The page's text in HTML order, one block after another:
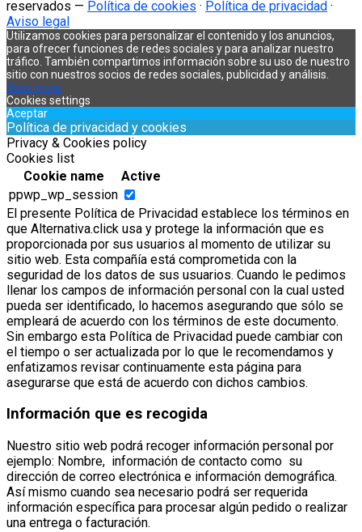
reservados — Política de cookies · Política de privacidad ·
Aviso legal
Utilizamos cookies para personalizar el contenido y los anuncios,
para ofrecer funciones de redes sociales y para analizar nuestro
tráfico. También compartimos información sobre su uso de nuestro
sitio con nuestros socios de redes sociales, publicidad y análisis.
View more
Cookies settings
Aceptar
Política de privacidad y cookies
Privacy & Cookies policy
Cookies list
Cookie name
Active
ppwp_wp_session
El presente Política de Privacidad establece los términos en
que Alternativa.click usa y protege la información que es
proporcionada por sus usuarios al momento de utilizar su
sitio web. Esta compañía está comprometida con la
seguridad de los datos de sus usuarios. Cuando le pedimos
llenar los campos de información personal con la cual usted
pueda ser identificado, lo hacemos asegurando que sólo se
empleará de acuerdo con los términos de este documento.
Sin embargo esta Política de Privacidad puede cambiar con
el tiempo o ser actualizada por lo que le recomendamos y
enfatizamos revisar continuamente esta página para
asegurarse que está de acuerdo con dichos cambios.
Información que es recogida
Nuestro sitio web podrá recoger información personal por
ejemplo: Nombre, información de contacto como su
dirección de correo electrónica e información demográfica.
Así mismo cuando sea necesario podrá ser requerida
información específica para procesar algún pedido o realizar
una entrega o facturación.